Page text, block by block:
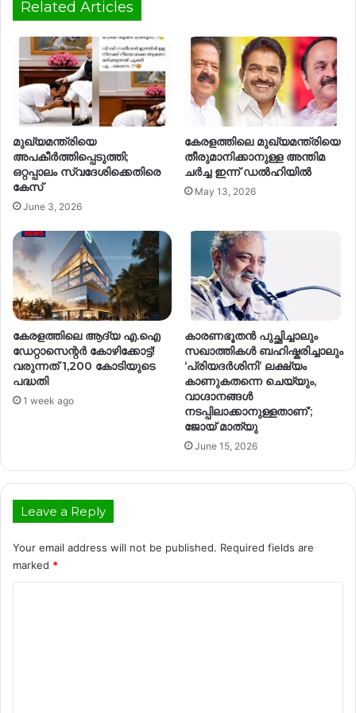
Related Articles
മുഖ്യമന്ത്രിയെ
അപകീർത്തിപ്പെടുത്തി;
ഒറ്റപ്പാലം സ്വദേശിക്കെതിരെ
കേസ്
June 3, 2026
കേരളത്തിലെ മുഖ്യമന്ത്രിയെ
തീരുമാനിക്കാനുള്ള അന്തിമ
ചർച്ച ഇന്ന് ഡൽഹിയിൽ
May 13, 2026
കേരളത്തിലെ ആദ്യ എ.ഐ
ഡേറ്റാസെന്റർ കോഴിക്കോട്ട്!
വരുന്നത് 1,200 കോടിയുടെ
പദ്ധതി
1 week ago
കാരണഭൂതൻ പുച്ഛിച്ചാലും
സഖാത്തികൾ ബഹിഷ്കരിച്ചാലും
‘പ്രിയദർശിനി’ ലക്ഷ്യം
കാണുകതന്നെ ചെയ്യും,
വാഗ്ദാനങ്ങൾ
നടപ്പിലാക്കാനുള്ളതാണ്’;
ജോയ് മാത്യു
June 15, 2026
Leave a Reply
Your email address will not be published. Required fields are
marked *